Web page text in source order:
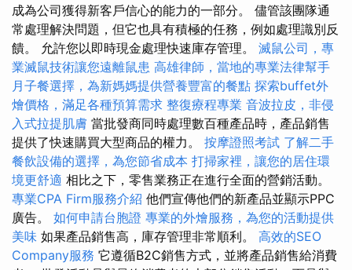
成為公司獲得新客戶信心的能力的一部分。 儘管該團隊通
常處理解決問題，但它也具有積極的任務，例如處理識別反
饋。 允許您以即時現金處理快速庫存管理。 滅鼠公司，專
業滅鼠技術讓您遠離鼠患 高雄律師，當地的專業法律幫手
月子餐選擇，為新媽媽提供營養豐富的餐點 探索buffet外
燴價格，滿足各種預算需求 整復療程專業 音波拉皮，非侵
入式拉提肌膚 當批發商同時處理數百種產品時，產品銷售
提供了快速購買大型商品的權力。 按摩證照考試 了解二手
餐飲設備的選擇，為您節省成本 打掃家裡，讓您的居住環
境更舒適 相比之下，零售業務正在進行全面的營銷活動。
專業CPA Firm服務介紹 他們宣傳他們的新產品並顯示PPC
廣告。 如何申請台胞證 專業的外燴服務，為您的活動提供
美味 如果產品銷售高，庫存管理非常順利。 高效的SEO
Company服務 它遵循B2C銷售方式，並將產品銷售給消費